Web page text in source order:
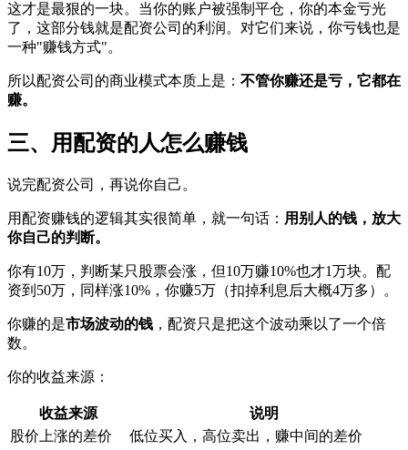
这才是最狠的一块。当你的账户被强制平仓，你的本金亏光
了，这部分钱就是配资公司的利润。对它们来说，你亏钱也是
一种"赚钱方式"。
所以配资公司的商业模式本质上是： 不管你赚还是亏，它都在
赚。
三、用配资的人怎么赚钱
说完配资公司，再说你自己。
用配资赚钱的逻辑其实很简单，就一句话： 用别人的钱，放大
你自己的判断。
你有10万，判断某只股票会涨，但10万赚10%也才1万块。配
资到50万，同样涨10%，你赚5万（扣掉利息后大概4万多）。
你赚的是市场波动的钱 ，配资只是把这个波动乘以了一个倍
数。
你的收益来源：
收益来源
说明
股价上涨的差价
低位买入，高位卖出，赚中间的差价